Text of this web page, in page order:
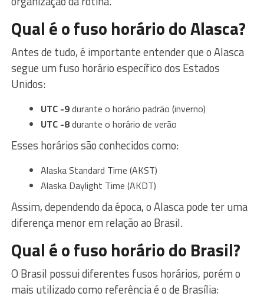
Qual é o fuso horário do Alasca?
Antes de tudo, é importante entender que o Alasca
segue um fuso horário específico dos Estados
Unidos:
UTC -9durante o horário padrão (inverno)
UTC -8durante o horário de verão
Esses horários são conhecidos como:
Alaska Standard Time (AKST)
Alaska Daylight Time (AKDT)
Assim, dependendo da época, o Alasca pode ter uma
diferença menor em relação ao Brasil.
Qual é o fuso horário do Brasil?
O Brasil possui diferentes fusos horários, porém o
mais utilizado como referência é o de Brasília: